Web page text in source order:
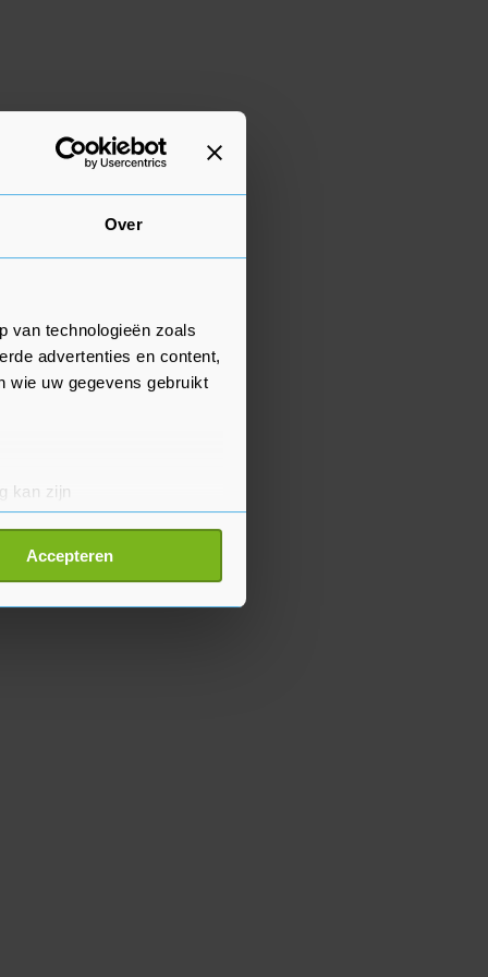
Over
van technologieën zoals
advertenties en content,
wie uw gegevens gebruikt
kan zijn
detailgedeelte
cookiepagina kun je
Accepteren